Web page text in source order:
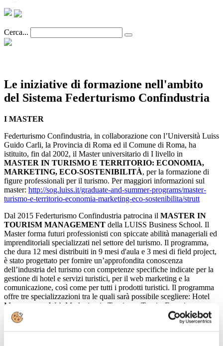
Cerca...
Le iniziative di formazione nell'ambito
del Sistema Federturismo Confindustria
I MASTER
Federturismo Confindustria, in collaborazione con l’Università Luiss
Guido Carli, la Provincia di Roma ed il Comune di Roma, ha
istituito, fin dal 2002, il Master universitario di I livello in
MASTER IN TURISMO E TERRITORIO: ECONOMIA,
MARKETING, ECO-SOSTENIBILITÀ, per la formazione di
figure professionali per il turismo. Per maggiori informazioni sul
master: http://sog.luiss.it/graduate-and-summer-programs/master-
turismo-e-territorio-economia-marketing-eco-sostenibilita/strutt
Dal 2015 Federturismo Confindustria patrocina il MASTER IN
TOURISM MANAGEMENT della LUISS Business School. Il
Master forma futuri professionisti con spiccate abilità manageriali ed
imprenditoriali specializzati nel settore del turismo. Il programma,
che dura 12 mesi distribuiti in 9 mesi d'aula e 3 mesi di field project,
è stato progettato per fornire un’approfondita conoscenza
dell’industria del turismo con competenze specifiche indicate per la
gestione di hotel e servizi turistici, per il web marketing e la
comunicazione, così come per tutti i prodotti turistici. Il programma
offre tre specializzazioni tra le quali sarà possibile scegliere: Hotel
Management, Web Marketing in Tourism e Tourist Experience
Management.